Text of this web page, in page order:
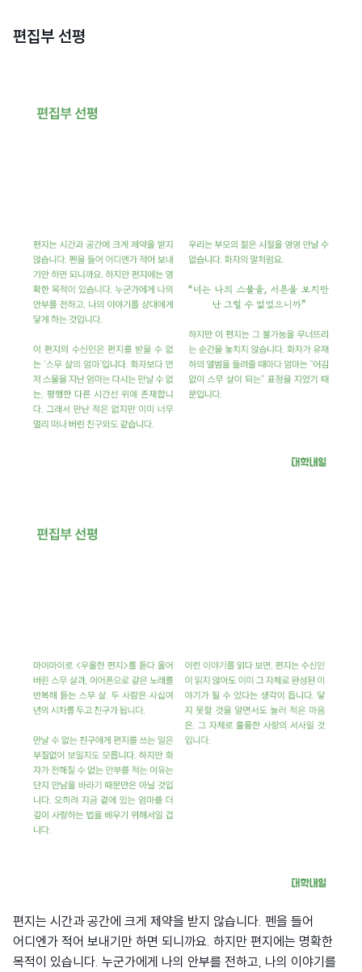
편집부 선평
편지는 시간과 공간에 크게 제약을 받지 않습니다. 펜을 들어
어디엔가 적어 보내기만 하면 되니까요. 하지만 편지에는 명확한
목적이 있습니다. 누군가에게 나의 안부를 전하고, 나의 이야기를